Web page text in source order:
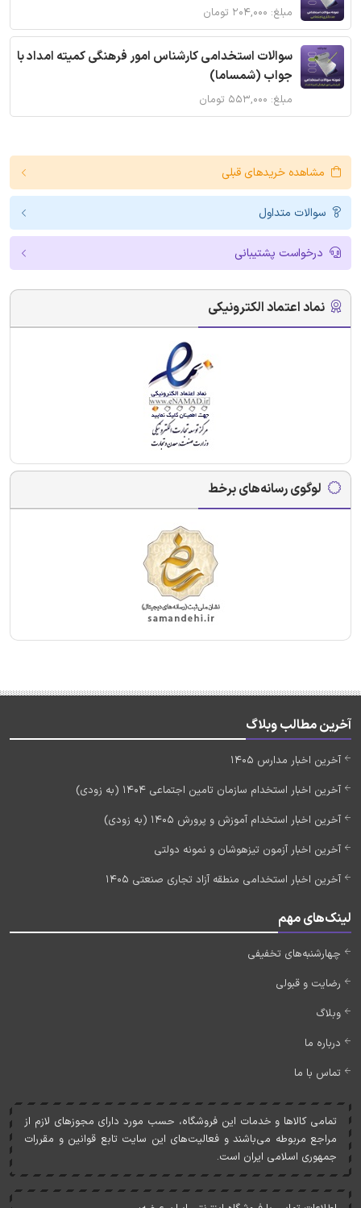
مبلغ: ۲۰۴,۰۰۰ تومان
سوالات استخدامی کارشناس امور فرهنگی کمیته امداد با
جواب (شمساما)
مبلغ: ۵۵۳,۰۰۰ تومان
مشاهده خریدهای قبلی
سوالات متداول
درخواست پشتیبانی
نماد اعتماد الکترونیکی
لوگوی رسانه‌های برخط
آخرین مطالب وبلاگ
آخرین اخبار مدارس 1405
آخرین اخبار استخدام سازمان تامین اجتماعی 1404 (به زودی)
آخرین اخبار استخدام آموزش و پرورش 1405 (به زودی)
آخرین اخبار آزمون تیزهوشان و نمونه دولتی
آخرین اخبار استخدامی منطقه آزاد تجاری صنعتی 1405
لینک‌های مهم
چهارشنبه‌های تخفیفی
رضایت و قبولی
وبلاگ
درباره ما
تماس با ما
تمامی کالاها و خدمات اين فروشگاه، حسب مورد دارای مجوزهای لازم از
مراجع مربوطه می‌باشند و فعاليت‌های اين سايت تابع قوانين و مقررات
جمهوری اسلامی ايران است.